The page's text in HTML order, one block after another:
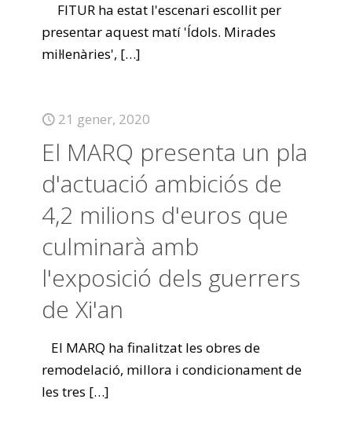
FITUR ha estat l'escenari escollit per
presentar aquest matí 'Ídols. Mirades
mil·lenàries', […]
21 gener, 2020
El MARQ presenta un pla
d'actuació ambiciós de
4,2 milions d'euros que
culminarà amb
l'exposició dels guerrers
de Xi'an
El MARQ ha finalitzat les obres de
remodelació, millora i condicionament de
les tres […]